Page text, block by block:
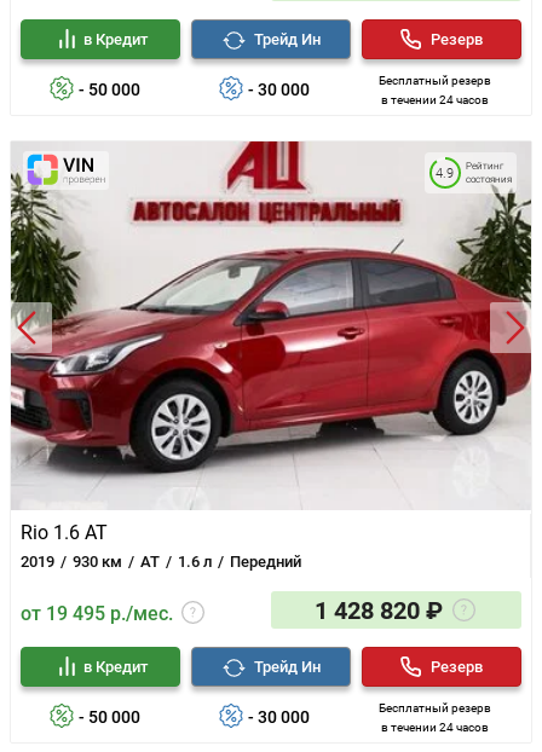
- 50 000
в Кредит
- 30 000
Трейд Ин
Бесплатный резерв
в течении 24 часов
Резерв
Rio 1.6 AT
2019 930 км AT 1.6 л Передний
Рейтинг
состояния
4.9
от 19 495 р./мес. 1 428 820 ₽
- 50 000
в Кредит
- 30 000
Трейд Ин
Бесплатный резерв
в течении 24 часов
Резерв